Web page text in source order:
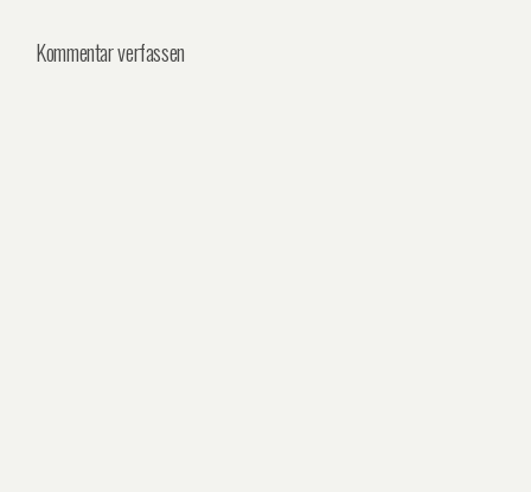
Kommentar verfassen